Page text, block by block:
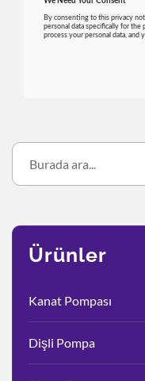
Ürünler
Kanat Pompası
Dişli Pompa